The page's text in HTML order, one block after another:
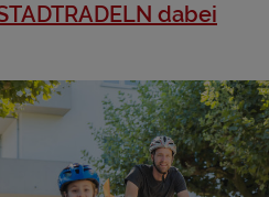
dabei